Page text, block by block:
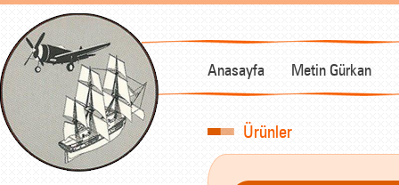
Anasayfa Metin Gürkan
Ürünler